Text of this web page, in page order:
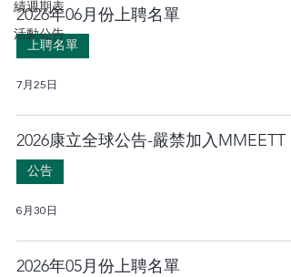
績週期表
活動公告
2026年06月份上聘名單
上聘名單
7月25日
2026康立全球公告-嚴禁加入MMEETT
公告
6月30日
2026年05月份上聘名單